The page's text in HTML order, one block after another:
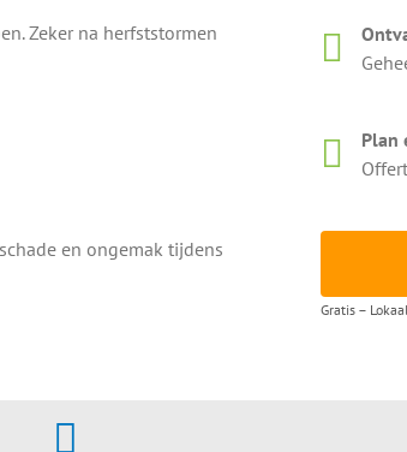
Zeker na herfststormen
en ongemak tijdens
Plan
Gratis –